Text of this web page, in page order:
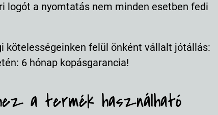
logót a nyomtatás nem minden esetben fedi
kötelességeinken felül önként vállalt jótállás:
6 hónap kopásgarancia!
a termék használható